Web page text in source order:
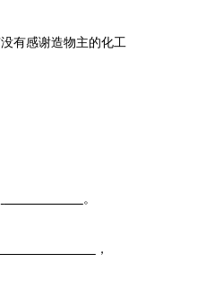
有感谢造物主的化工
。
，